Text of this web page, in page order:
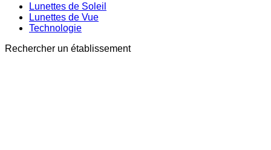
Lunettes de Soleil
Lunettes de Vue
Technologie
Rechercher un établissement